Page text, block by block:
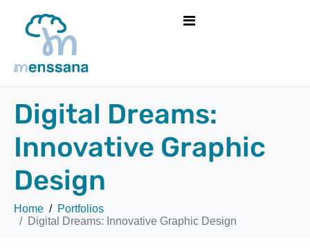
Digital Dreams:
Innovative Graphic
Design
Home
Portfolios
Digital Dreams: Innovative Graphic Design